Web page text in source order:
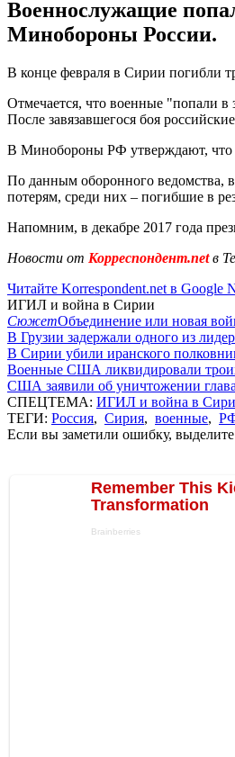
Военнослужащие
Минобороны России.
В конце февраля в Сирии погибли
Отмечается, что военные "попали
После завязавшегося боя
В Минобороны РФ утверждают, что
По данным оборонного ведомства,
потерям, среди них – погибшие в
Напомним, в декабре 2017 года
Новости от Корреспондент.netв
Читайте Korrespondent.net в Google
ИГИЛ и война в Сирии
СюжетОбъединение или новая
В Грузии задержали одного из
В Сирии убили иранского
Военные США ликвидировали
США заявили об уничтожении
СПЕЦТЕМА: ИГИЛ и война в
ТЕГИ: Россия, Сирия, военные,
Если вы заметили ошибку,